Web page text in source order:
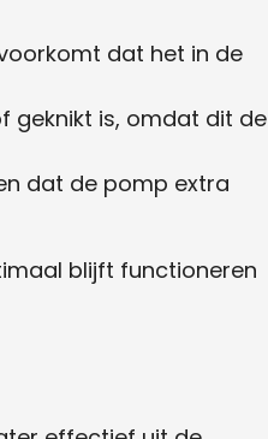
dat het in de
geknikt is, omdat dit de
dat de pomp extra
blijft functioneren